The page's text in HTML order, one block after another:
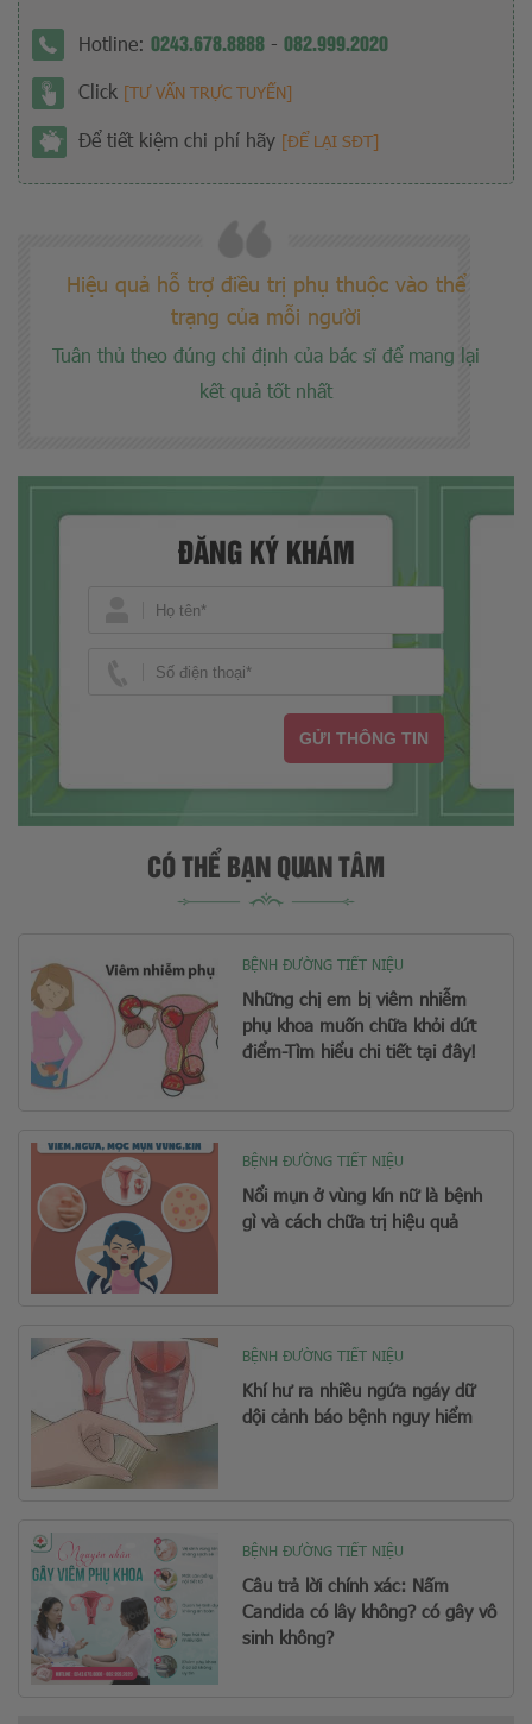
Hotline: 0243.678.8888 - 082.999.2020
Click [TƯ VẤN TRỰC TUYẾN]
Để tiết kiệm chi phí hãy [ĐỂ LẠI SĐT]
Hiệu quả hỗ trợ điều trị phụ thuộc vào thể
trạng của mỗi người
Tuân thủ theo đúng chỉ định của bác sĩ để mang lại
kết quả tốt nhất
ĐĂNG KÝ KHÁM
GỬI THÔNG TIN
CÓ THỂ BẠN QUAN TÂM
BỆNH ĐƯỜNG TIẾT NIỆU
Những chị em bị viêm nhiễm
phụ khoa muốn chữa khỏi dứt
điểm-Tìm hiểu chi tiết tại đây!
BỆNH ĐƯỜNG TIẾT NIỆU
Nổi mụn ở vùng kín nữ là bệnh
gì và cách chữa trị hiệu quả
BỆNH ĐƯỜNG TIẾT NIỆU
Khí hư ra nhiều ngứa ngáy dữ
dội cảnh báo bệnh nguy hiểm
BỆNH ĐƯỜNG TIẾT NIỆU
Câu trả lời chính xác: Nấm
Candida có lây không? có gây vô
sinh không?